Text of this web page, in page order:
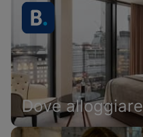
Dove alloggiare